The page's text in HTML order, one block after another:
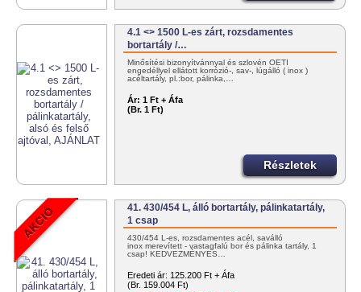
4.1 <> 1500 L-es zárt, rozsdamentes
bortartály /…
Minősítési bizonyítvánnyal és szlovén OÉTI
engedéllyel ellátott korrózió-, sav-, lúgálló ( inox )
acéltartály, pl.:bor, pálinka,…
Ár: 1 Ft + Áfa
(Br. 1 Ft)
Részletek
41. 430/454 L, álló bortartály, pálinkatartály,
1 csap
430/454 L-es, rozsdamentes acél, saválló
inox merevített - vastagfalú bor és pálinka tartály, 1
csap! KEDVEZMÉNYES…
Eredeti ár: 125.200 Ft + Áfa
(Br. 159.004 Ft)